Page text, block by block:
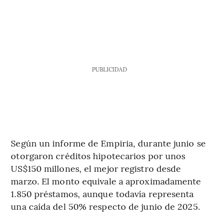
PUBLICIDAD
Según un informe de Empiria, durante junio se
otorgaron créditos hipotecarios por unos
US$150 millones, el mejor registro desde
marzo. El monto equivale a aproximadamente
1.850 préstamos, aunque todavía representa
una caída del 50% respecto de junio de 2025.